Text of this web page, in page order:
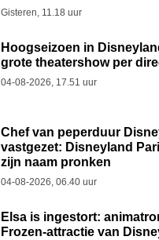
Gisteren, 11.18 uur
Hoogseizoen in
grote theatershow per
04-08-2026, 17.51 uur
Chef van peperduur
vastgezet: Disneyland
zijn naam pronken
04-08-2026, 06.40 uur
Elsa is ingestort:
Frozen-attractie van